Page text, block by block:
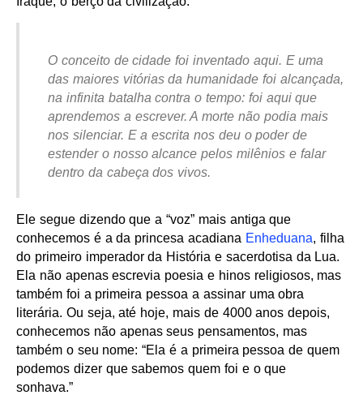
O conceito de cidade foi inventado aqui. E uma
das maiores vitórias da humanidade foi alcançada,
na infinita batalha contra o tempo: foi aqui que
aprendemos a escrever. A morte não podia mais
nos silenciar. E a escrita nos deu o poder de
estender o nosso alcance pelos milênios e falar
dentro da cabeça dos vivos.
Ele segue dizendo que a “voz” mais antiga que
conhecemos é a da princesa acadiana Enheduana, filha
do primeiro imperador da História e sacerdotisa da Lua.
Ela não apenas escrevia poesia e hinos religiosos, mas
também foi a primeira pessoa a assinar uma obra
literária. Ou seja, até hoje, mais de 4000 anos depois,
conhecemos não apenas seus pensamentos, mas
também o seu nome: “Ela é a primeira pessoa de quem
podemos dizer que sabemos quem foi e o que
sonhava.”